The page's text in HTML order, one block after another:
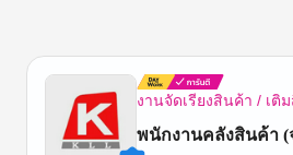
งานจัดเรียงสินค้า / เติ
พนักงานคลังสินค้า (